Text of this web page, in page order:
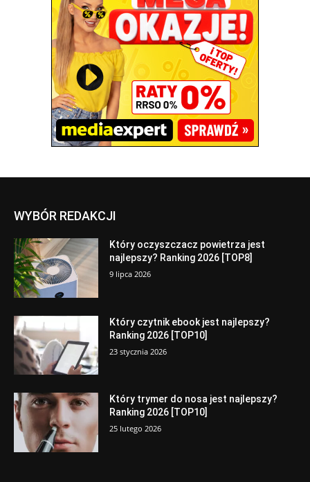
WYBÓR REDAKCJI
Który oczyszczacz powietrza jest
najlepszy? Ranking 2026 [TOP8]
9 lipca 2026
Który czytnik ebook jest najlepszy?
Ranking 2026 [TOP10]
23 stycznia 2026
Który trymer do nosa jest najlepszy?
Ranking 2026 [TOP10]
25 lutego 2026